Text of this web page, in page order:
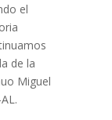
el
de la
Miguel